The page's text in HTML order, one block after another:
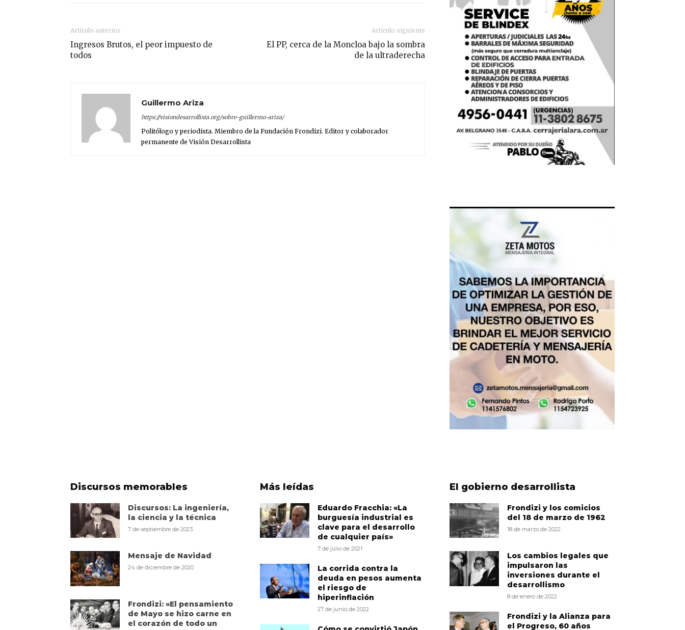
Artículo anterior
Ingresos Brutos, el peor impuesto de
todos
Artículo siguiente
El PP, cerca de la Moncloa bajo la sombra
de la ultraderecha
Guillermo Ariza
https://visiondesarrollista.org/sobre-guillermo-ariza/
Politólogo y periodista. Miembro de la Fundación Frondizi. Editor y colaborador
permanente de Visión Desarrollista
Discursos memorables
Discursos: La ingeniería,
la ciencia y la técnica
7 de septiembre de 2023
Mensaje de Navidad
24 de diciembre de 2020
Frondizi: «El pensamiento
de Mayo se hizo carne en
el corazón de todo un
Más leídas
Eduardo Fracchia: «La
burguesía industrial es
clave para el desarrollo
de cualquier país»
7 de julio de 2021
La corrida contra la
deuda en pesos aumenta
el riesgo de
hiperinflación
27 de junio de 2022
El gobierno desarrollista
Frondizi y los comicios
del 18 de marzo de 1962
18 de marzo de 2022
Los cambios legales que
impulsaron las
inversiones durante el
desarrollismo
8 de enero de 2022
Frondizi y la Alianza para
el Progreso, 60 años